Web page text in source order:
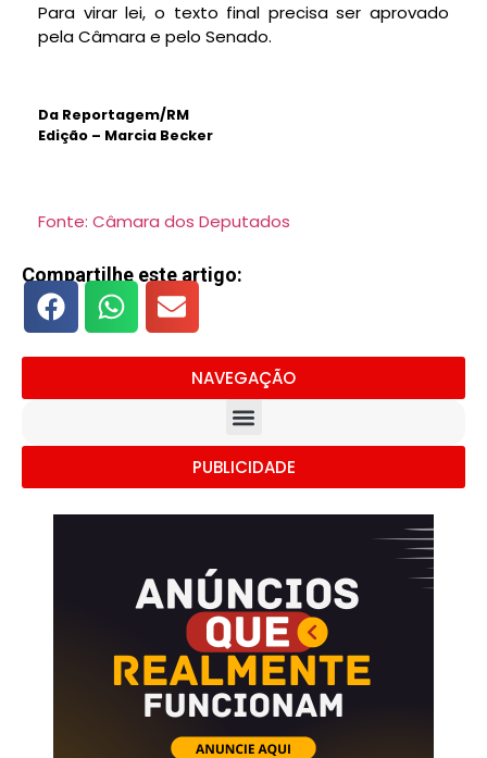
Para virar lei, o texto final precisa ser aprovado
pela Câmara e pelo Senado.
Da Reportagem/RM
Edição – Marcia Becker
Fonte: Câmara dos Deputados
Compartilhe este artigo:
NAVEGAÇÃO
PUBLICIDADE